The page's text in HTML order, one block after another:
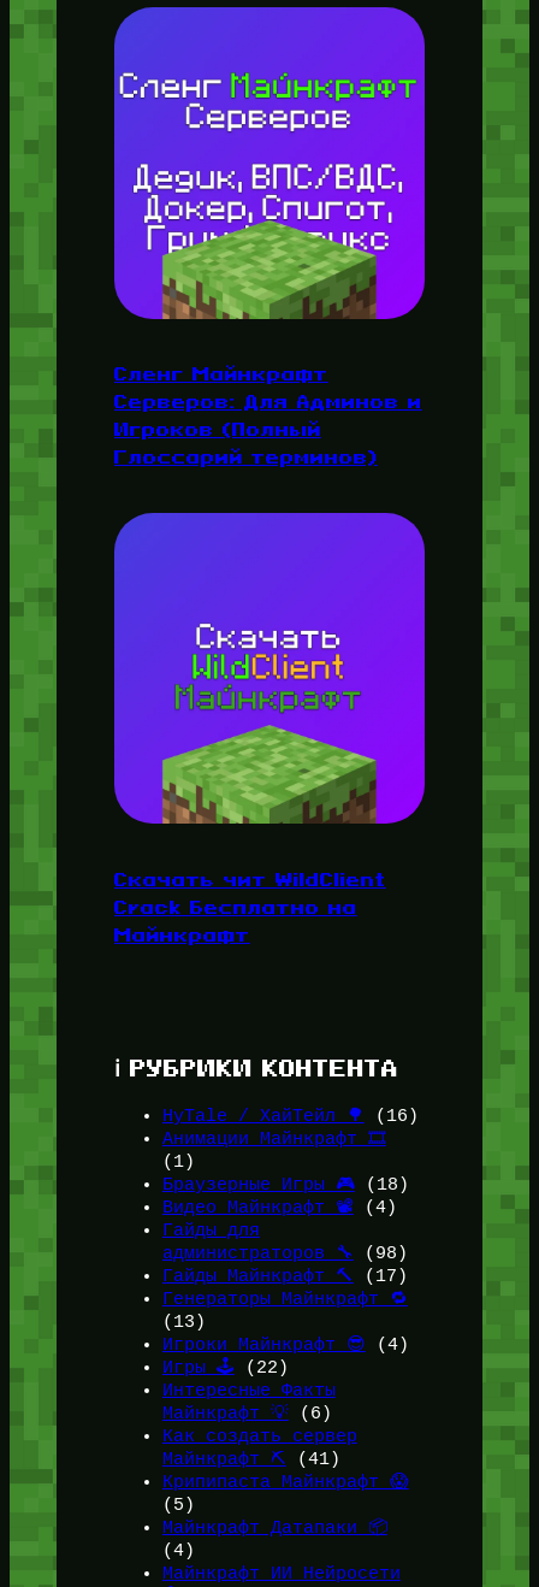
Сленг Майнкрафт
Серверов: Для Админов и
Игроков (Полный
Глоссарий терминов)
Скачать чит WildClient
Crack Бесплатно на
Майнкрафт
ℹ️ РУБРИКИ КОНТЕНТА
HyTale / ХайТейл 🌳
(16)
Анимации Майнкрафт 🎞️
(1)
Браузерные Игры 🎮(18)
Видео Майнкрафт 📽️ (4)
Гайды для
администраторов 🔧
(98)
Гайды Майнкрафт 🔨
(17)
Генераторы Майнкрафт 🔁
(13)
Игроки Майнкрафт 😎 (4)
Игры 🕹️ (22)
Интересные Факты
Майнкрафт 💡(6)
Как создать сервер
Майнкрафт ⛏️ (41)
Крипипаста Майнкрафт 😱
(5)
Майнкрафт Датапаки 📦
(4)
Майнкрафт ИИ Нейросети